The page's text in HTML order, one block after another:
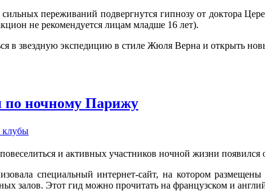
переживаний подвергнутся гипнозу от доктора
не рекомендуется лицам младше 16 лет).
в звездную экспедицию в стиле Жюля Верна и открыть
по ночному Парижу
клубы
и активных участников ночной жизни
специальный интернет-сайт, на котором
залов. Этот гид можно прочитать на французском и